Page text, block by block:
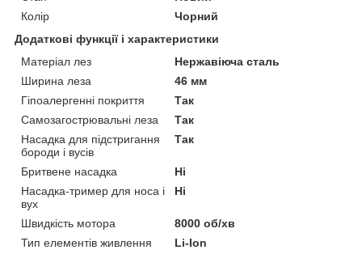
Колір
Чорний
Додаткові функції і характеристики
Матеріал лез
Нержавіюча сталь
Ширина леза
46 мм
Гіпоалергенні покриття
Так
Самозагострювальні леза
Так
Насадка для підстригання
бороди і вусів
Так
Бритвене насадка
Ні
Насадка-тример для носа і
вух
Ні
Швидкість мотора
8000 об/хв
Тип елементів живлення
Li-Ion